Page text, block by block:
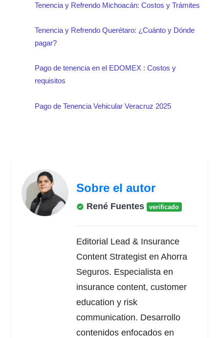
Tenencia y Refrendo Michoacán: Costos y Trámites
Tenencia y Refrendo Querétaro: ¿Cuánto y Dónde
pagar?
Pago de tenencia en el EDOMEX : Costos y
requisitos
Pago de Tenencia Vehicular Veracruz 2025
Sobre el autor
René Fuentes verificado
Editorial Lead & Insurance
Content Strategist en Ahorra
Seguros. Especialista en
insurance content, customer
education y risk
communication. Desarrollo
contenidos enfocados en